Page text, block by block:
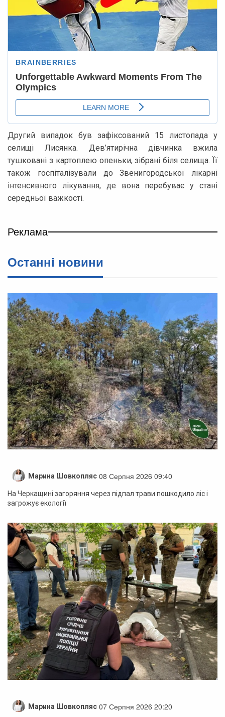
Другий випадок був зафіксований 15 листопада у
селищі Лисянка. Дев’ятирічна дівчинка вжила
тушковані з картоплею опеньки, зібрані біля селища. Її
також госпіталізували до Звенигородської лікарні
інтенсивного лікування, де вона перебуває у стані
середньої важкості.
Реклама
Останні новини
Марина Шовкопляс 08 Серпня 2026 09:40
На Черкащині загоряння через підпал трави пошкодило ліс і
загрожує екології
Марина Шовкопляс 07 Серпня 2026 20:20